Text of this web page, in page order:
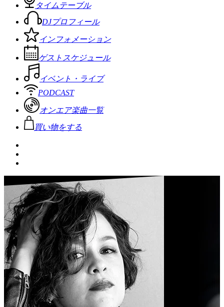
タイムテーブル
DJプロフィール
インフォメーション
ゲストスケジュール
イベント・ライブ
PODCAST
オンエア楽曲一覧
買い物をする